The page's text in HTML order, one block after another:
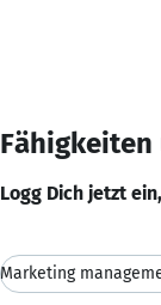
Logg Dich jetzt
Marketing